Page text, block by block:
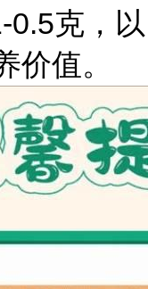
0.5克，以
价值。